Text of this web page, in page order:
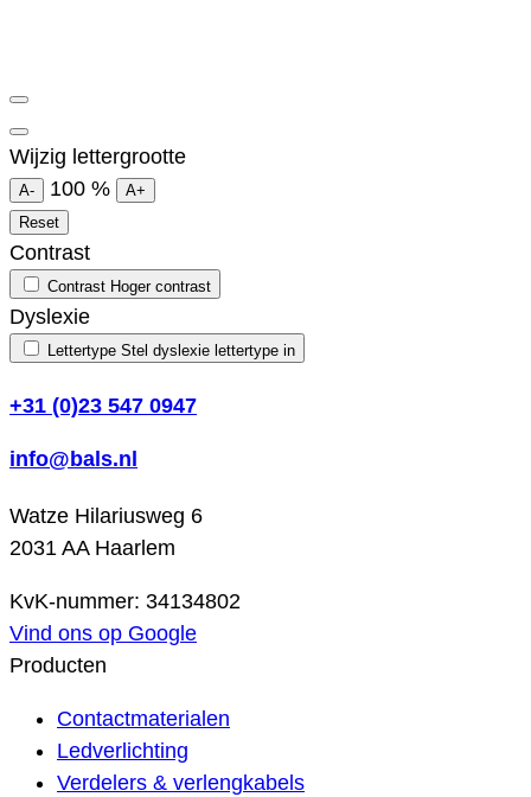
Wijzig lettergrootte
A- 100 %
A+
Reset
Contrast
Contrast Hoger contrast
Dyslexie
Lettertype Stel dyslexie lettertype in
+31 (0)23 547 0947
info@bals.nl
Watze Hilariusweg 6
2031 AA Haarlem
KvK-nummer: 34134802
Vind ons op Google
Producten
Contactmaterialen
Ledverlichting
Verdelers & verlengkabels